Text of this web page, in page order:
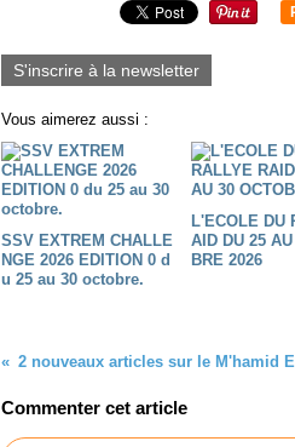
S'inscrire à la newsletter
Vous aimerez aussi :
SSV EXTREM CHALLE
NGE 2026 EDITION 0 d
u 25 au 30 octobre.
L'ECOLE DU
AID DU 25
BRE 2026
Commenter cet article